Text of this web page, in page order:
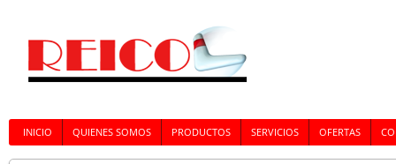
INICIO QUIENES SOMOS PRODUCTOS SERVICIOS OFERTAS